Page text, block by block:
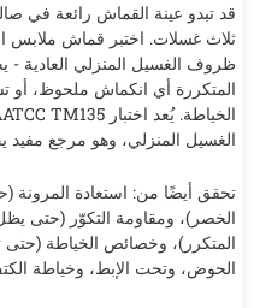
قد تبدو عينة القماش رائعة في
ثلاث غسلات. اختبر قماش ملابس
ظروف الغسيل المنزلي العادية -
المتكررة أي انكماش ملحوظ، أو
الغسيل المنزلي، وهو مرجع
تحقق أيضًا من: استعادة المرونة
الخصر)، ومقاومة التكوّر (حتى
المتكرر)، وخصائص الخياطة
الحوض، وتحت الإبط، وخياطة